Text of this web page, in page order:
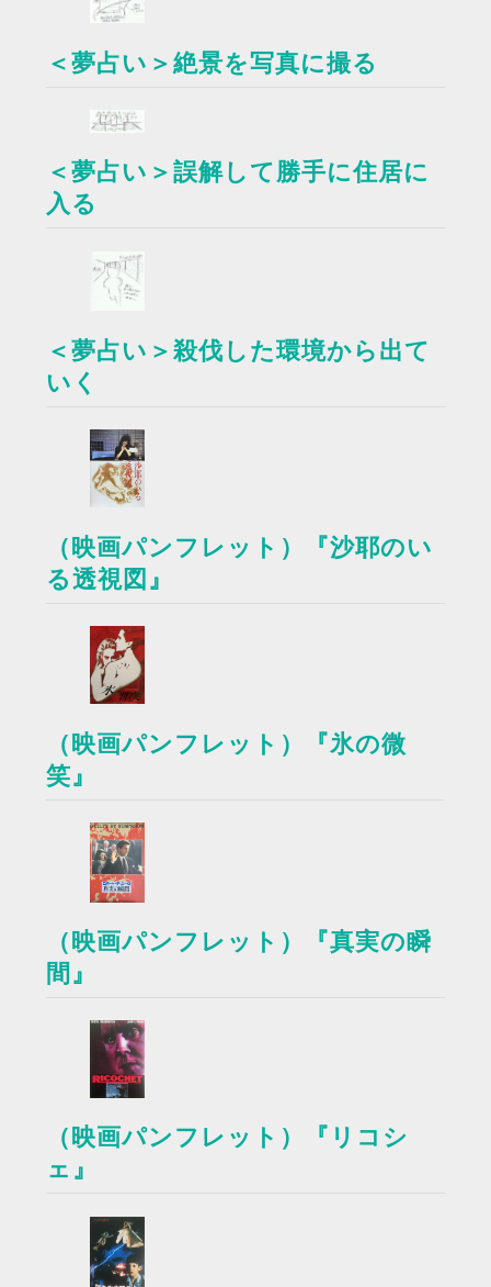
＜夢占い＞絶景を写真に撮る
＜夢占い＞誤解して勝手に住居に
入る
＜夢占い＞殺伐した環境から出て
いく
（映画パンフレット）『沙耶のい
る透視図』
（映画パンフレット）『氷の微
笑』
（映画パンフレット）『真実の瞬
間』
（映画パンフレット）『リコシ
ェ』